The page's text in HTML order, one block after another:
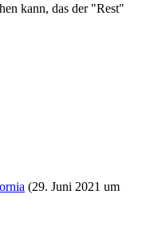
kann, das der "Rest"
(29. Juni 2021 um